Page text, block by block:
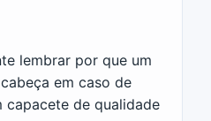
lembrar por que um
em caso de
capacete de qualidade